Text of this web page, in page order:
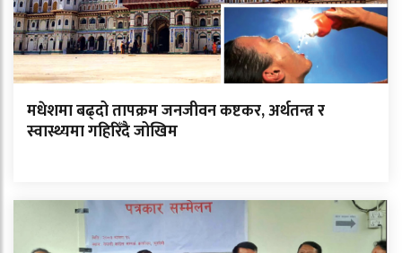
मधेशमा बढ्दो तापक्रम जनजीवन कष्टकर, अर्थतन्त्र र
स्वास्थ्यमा गहिरिँदै जोखिम